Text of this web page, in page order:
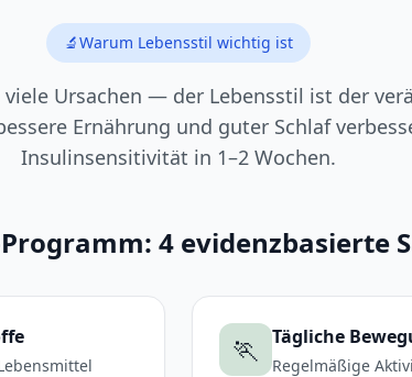
🔬Warum Lebensstil wichtig ist
Ursachen — der Lebensstil ist der
Ernährung und guter Schlaf
Insulinsensitivität in 1–2 Wochen.
Programm: 4 evidenzbasierte
🏃 Tägliche
Regelmäßige